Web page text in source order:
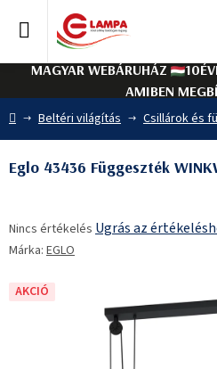
tartalomhoz
MAGYAR WEBÁRUHÁZ
AMIBEN
Kezdőlap
Beltéri világítás Csillárok és
Eglo 43436 Függeszték
termék
átlagos
5-
Nincs értékelés Ugrás az
Márka: EGLO
AKCIÓ